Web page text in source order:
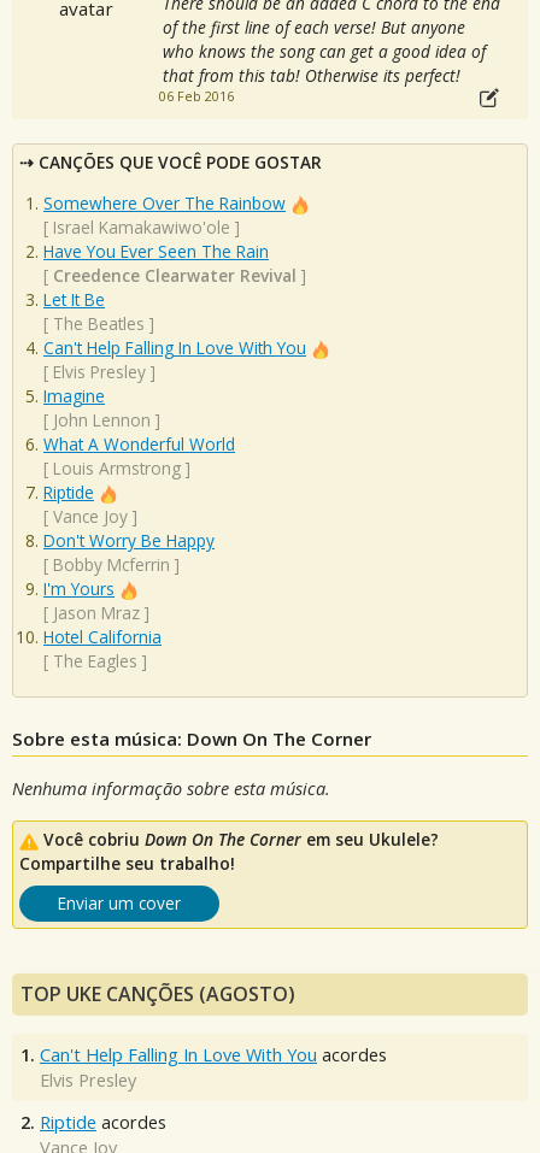
of the first line of each verse! But anyone
who knows the song can get a good idea of
that from this tab! Otherwise its perfect!
06 Feb 2016
CANÇÕES QUE VOCÊ PODE GOSTAR
Somewhere Over The Rainbow
[ Israel Kamakawiwo'ole ]
Have You Ever Seen The Rain
[ Creedence Clearwater Revival ]
Let It Be
[ The Beatles ]
Can't Help Falling In Love With You
[ Elvis Presley ]
Imagine
[ John Lennon ]
What A Wonderful World
[ Louis Armstrong ]
Riptide
[ Vance Joy ]
Don't Worry Be Happy
[ Bobby Mcferrin ]
I'm Yours
[ Jason Mraz ]
Hotel California
[ The Eagles ]
Sobre esta música: Down On The Corner
Nenhuma informação sobre esta música.
Você cobriu Down On The Corner em seu Ukulele?
Compartilhe seu trabalho!
Enviar um cover
TOP UKE CANÇÕES (AGOSTO)
1. Can't Help Falling In Love With You acordes
Elvis Presley
2. Riptide acordes
Vance Joy